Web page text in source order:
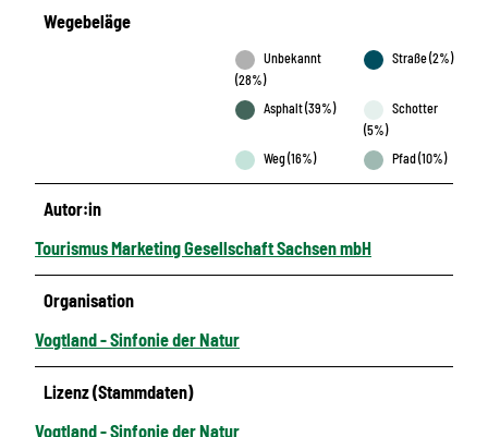
Wegebeläge
Unbekannt
(28%)
Straße (2%)
Asphalt (39%)
Schotter
(5%)
Weg (16%)
Pfad (10%)
Autor:in
Tourismus Marketing Gesellschaft Sachsen mbH
Organisation
Vogtland - Sinfonie der Natur
Lizenz (Stammdaten)
Vogtland - Sinfonie der Natur